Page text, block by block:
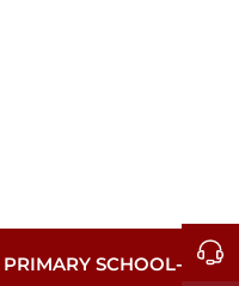
SCHOOL-